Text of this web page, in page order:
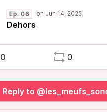
Ep. 06
Dehors
0 0
Reply to